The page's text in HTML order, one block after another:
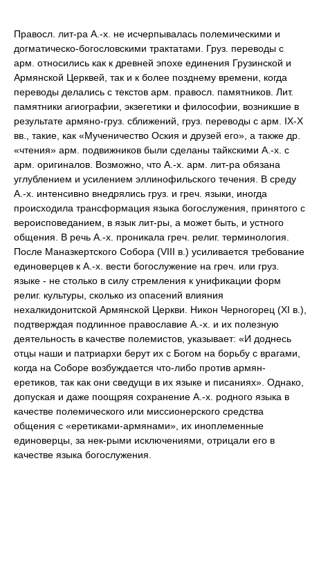
Правосл. лит-ра А.-х. не исчерпывалась полемическими и
догматическо-богословскими трактатами. Груз. переводы с
арм. относились как к древней эпохе единения Грузинской и
Армянской Церквей, так и к более позднему времени, когда
переводы делались с текстов арм. правосл. памятников. Лит.
памятники агиографии, экзегетики и философии, возникшие в
результате армяно-груз. сближений, груз. переводы с арм. IX-X
вв., такие, как «Мученичество Оския и друзей его», а также др.
«чтения» арм. подвижников были сделаны тайкскими А.-х. с
арм. оригиналов. Возможно, что А.-х. арм. лит-ра обязана
углублением и усилением эллинофильского течения. В среду
А.-х. интенсивно внедрялись груз. и греч. языки, иногда
происходила трансформация языка богослужения, принятого с
вероисповеданием, в язык лит-ры, а может быть, и устного
общения. В речь А.-х. проникала греч. религ. терминология.
После Маназкертского Собора (VIII в.) усиливается требование
единоверцев к А.-х. вести богослужение на греч. или груз.
языке - не столько в силу стремления к унификации форм
религ. культуры, сколько из опасений влияния
нехалкидонитской Армянской Церкви. Никон Черногорец (XI в.),
подтверждая подлинное православие А.-х. и их полезную
деятельность в качестве полемистов, указывает: «И доднесь
отцы наши и патриархи берут их с Богом на борьбу с врагами,
когда на Соборе возбуждается что-либо против армян-
еретиков, так как они сведущи в их языке и писаниях». Однако,
допуская и даже поощряя сохранение А.-х. родного языка в
качестве полемического или миссионерского средства
общения с «еретиками-армянами», их иноплеменные
единоверцы, за нек-рыми исключениями, отрицали его в
качестве языка богослужения.